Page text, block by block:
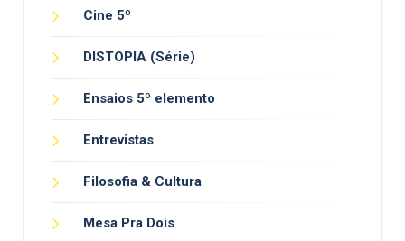
Cine 5º
DISTOPIA (Série)
Ensaios 5º elemento
Entrevistas
Filosofia & Cultura
Mesa Pra Dois